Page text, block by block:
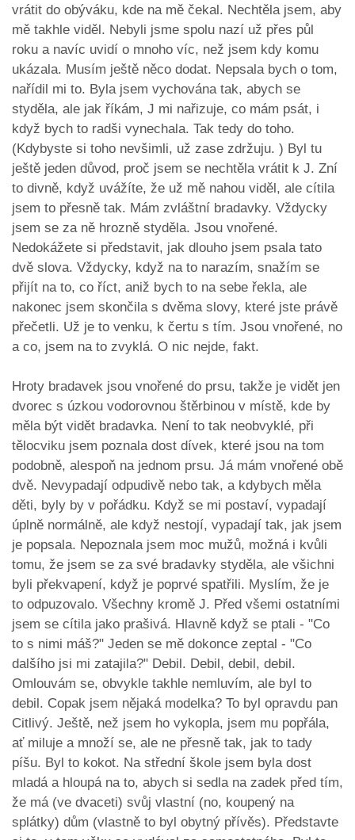
vrátit do obýváku, kde na mě čekal. Nechtěla jsem, aby
mě takhle viděl. Nebyli jsme spolu nazí už přes půl
roku a navíc uvidí o mnoho víc, než jsem kdy komu
ukázala. Musím ještě něco dodat. Nepsala bych o tom,
nařídil mi to. Byla jsem vychována tak, abych se
styděla, ale jak říkám, J mi nařizuje, co mám psát, i
když bych to radši vynechala. Tak tedy do toho.
(Kdybyste si toho nevšimli, už zase zdržuju. ) Byl tu
ještě jeden důvod, proč jsem se nechtěla vrátit k J. Zní
to divně, když uvážíte, že už mě nahou viděl, ale cítila
jsem to přesně tak. Mám zvláštní bradavky. Vždycky
jsem se za ně hrozně styděla. Jsou vnořené.
Nedokážete si představit, jak dlouho jsem psala tato
dvě slova. Vždycky, když na to narazím, snažím se
přijít na to, co říct, aniž bych to na sebe řekla, ale
nakonec jsem skončila s dvěma slovy, které jste právě
přečetli. Už je to venku, k čertu s tím. Jsou vnořené, no
a co, jsem na to zvyklá. O nic nejde, fakt.
Hroty bradavek jsou vnořené do prsu, takže je vidět jen
dvorec s úzkou vodorovnou štěrbinou v místě, kde by
měla být vidět bradavka. Není to tak neobvyklé, při
tělocviku jsem poznala dost dívek, které jsou na tom
podobně, alespoň na jednom prsu. Já mám vnořené obě
dvě. Nevypadají odpudivě nebo tak, a kdybych měla
děti, byly by v pořádku. Když se mi postaví, vypadají
úplně normálně, ale když nestojí, vypadají tak, jak jsem
je popsala. Nepoznala jsem moc mužů, možná i kvůli
tomu, že jsem se za své bradavky styděla, ale všichni
byli překvapení, když je poprvé spatřili. Myslím, že je
to odpuzovalo. Všechny kromě J. Před všemi ostatními
jsem se cítila jako prašivá. Hlavně když se ptali - "Co
to s nimi máš?" Jeden se mě dokonce zeptal - "Co
dalšího jsi mi zatajila?" Debil. Debil, debil, debil.
Omlouvám se, obvykle takhle nemluvím, ale byl to
debil. Copak jsem nějaká modelka? To byl opravdu pan
Citlivý. Ještě, než jsem ho vykopla, jsem mu popřála,
ať miluje a množí se, ale ne přesně tak, jak to tady
píšu. Byl to kokot. Na střední škole jsem byla dost
mladá a hloupá na to, abych si sedla na zadek před tím,
že má (ve dvaceti) svůj vlastní (no, koupený na
splátky) dům (vlastně to byl obytný přívěs). Představte